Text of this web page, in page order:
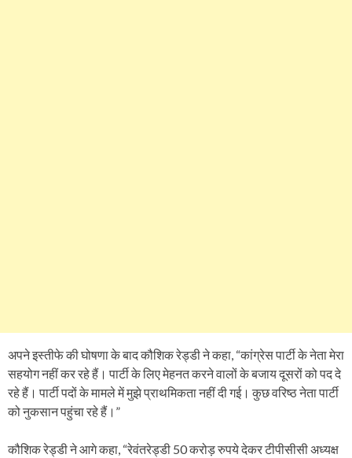
अपने इस्तीफे की घोषणा के बाद कौशिक रेड्डी ने कहा, “कांग्रेस पार्टी के नेता मेरा
सहयोग नहीं कर रहे हैं। पार्टी के लिए मेहनत करने वालों के बजाय दूसरों को पद दे
रहे हैं। पार्टी पदों के मामले में मुझे प्राथमिकता नहीं दी गई। कुछ वरिष्ठ नेता पार्टी
को नुकसान पहुंचा रहे हैं।”
कौशिक रेड्डी ने आगे कहा, “रेवंतरेड्डी 50 करोड़ रुपये देकर टीपीसीसी अध्यक्ष